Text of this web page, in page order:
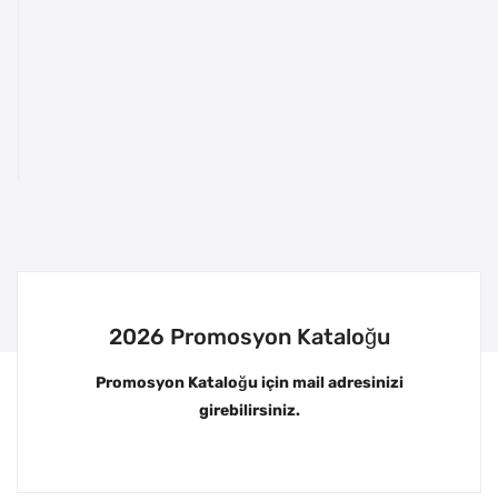
2026 Promosyon Kataloğu
Promosyon Kataloğu için mail adresinizi
girebilirsiniz.